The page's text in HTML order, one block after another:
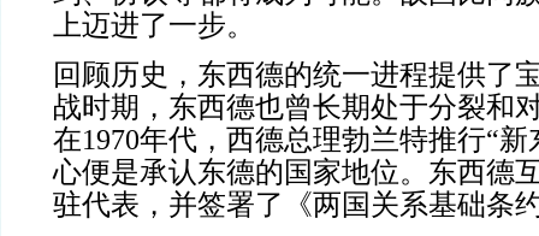
上迈进了一步。
回顾历史，东西德的统一进程提供了
战时期，东西德也曾长期处于分裂和
在1970年代，西德总理勃兰特推行“
心便是承认东德的国家地位。东西德
驻代表，并签署了《两国关系基础条